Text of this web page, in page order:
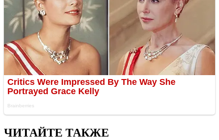
ЧИТАЙТЕ ТАКЖЕ